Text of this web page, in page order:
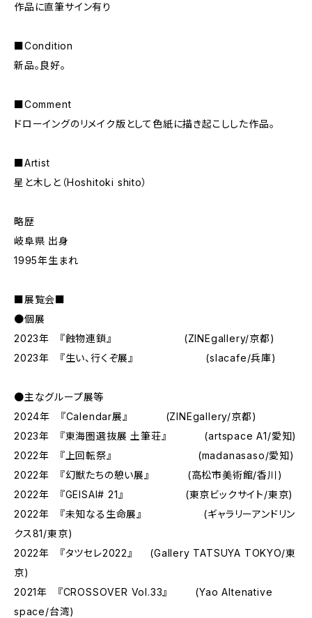
作品に直筆サイン有り
■Condition
新品。良好。
■Comment
ドローイングのリメイク版として色紙に描き起こしした作品。
■Artist
星と木しと（Hoshitoki shito）
略歴
岐阜県 出身
1995年生まれ
■展覧会■
●個展
2023年 『蝕物連鎖』 (ZINEgallery/京都)
2023年 『生い、行くぞ展』 (slacafe/兵庫)
●主なグループ展等
2024年 『Calendar展』 (ZINEgallery/京都)
2023年 『東海圏選抜展 土筆荘』 (artspace A1/愛知)
2022年 『上回転祭』 (madanasaso/愛知)
2022年 『幻獣たちの憩い展』 (高松市美術館/香川)
2022年 『GEISAI# 21』 (東京ビックサイト/東京)
2022年 『未知なる生命展』 (ギャラリーアンドリン
クス81/東京)
2022年 『タツセレ2022』 (Gallery TATSUYA TOKYO/東
京)
2021年 『CROSSOVER Vol.33』 (Yao Altenative
space/台湾)